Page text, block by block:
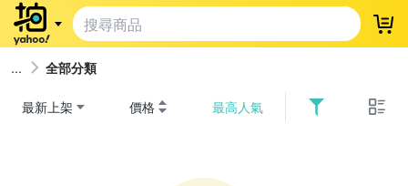
登
全部分類
最新上架 價格 最高人氣